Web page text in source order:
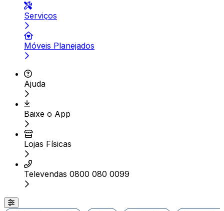
Serviços
Móveis Planejados
Ajuda
Baixe o App
Lojas Físicas
Televendas 0800 080 0099